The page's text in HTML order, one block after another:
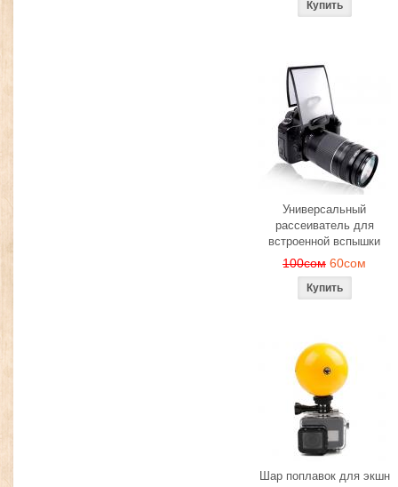
Универсальный
рассеиватель для
встроенной вспышки
100сом 60сом
Шар поплавок для экшн